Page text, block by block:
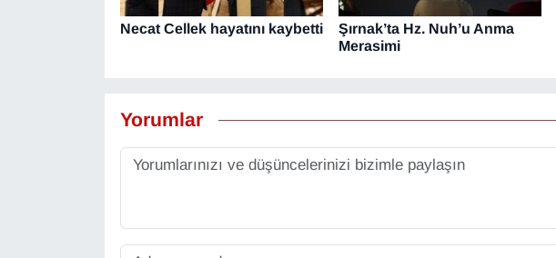
Necat Cellek hayatını kaybetti
Şırnak’ta Hz. Nuh’u Anma
Merasimi
Yorumlar